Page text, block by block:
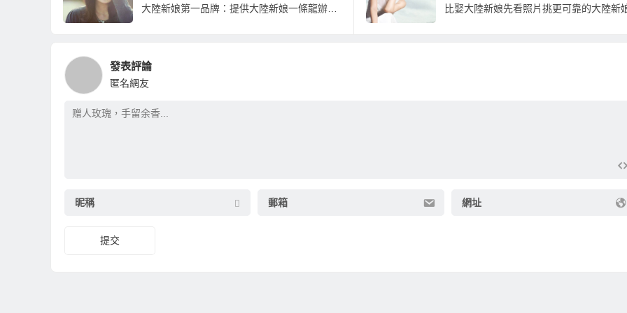
大陸新娘第一品牌：提供大陸新娘一條龍辦到好的福建新娘介紹服務
發表評論
匿名網友
昵稱 郵箱 網址
提交